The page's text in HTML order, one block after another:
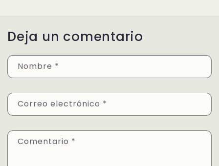
Deja un comentario
Nombre *
Correo electrónico *
Comentario *